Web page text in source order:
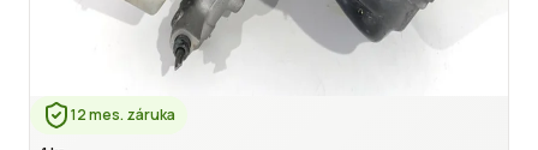
12 mes. záruka